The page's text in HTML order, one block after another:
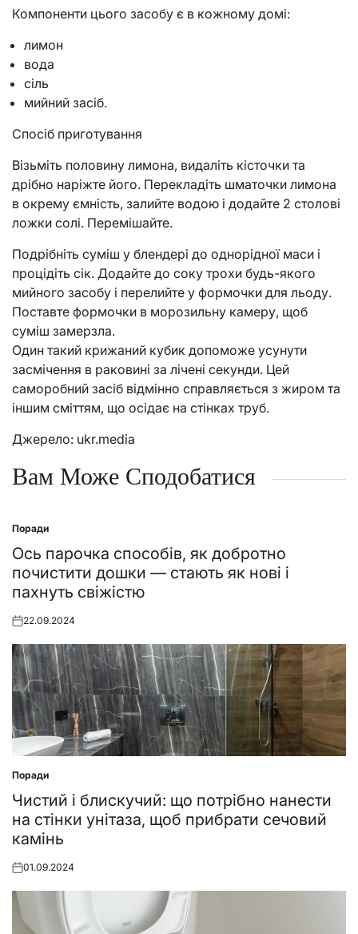
Компоненти цього засобу є в кожному домі:
лимон
вода
сіль
мийний засіб.
Спосіб приготування
Візьміть половину лимона, видаліть кісточки та
дрібно наріжте його. Перекладіть шматочки лимона
в окрему ємність, залийте водою і додайте 2 столові
ложки солі. Перемішайте.
Подрібніть суміш у блендері до однорідної маси і
процідіть сік. Додайте до соку трохи будь-якого
мийного засобу і перелийте у формочки для льоду.
Поставте формочки в морозильну камеру, щоб
суміш замерзла.
Один такий крижаний кубик допоможе усунути
засмічення в раковині за лічені секунди. Цей
саморобний засіб відмінно справляється з жиром та
іншим сміттям, що осідає на стінках труб.
Джерело: ukr.media
Вам Може Сподобатися
Posted
in
Поради
Ось парочка способів, як добротно
почистити дошки — стають як нові і
пахнуть свіжістю
Posted
22.09.2024
Posted
in
Поради
Чистий і блискучий: що потрібно нанести
на стінки унітаза, щоб прибрати сечовий
камінь
Posted
01.09.2024